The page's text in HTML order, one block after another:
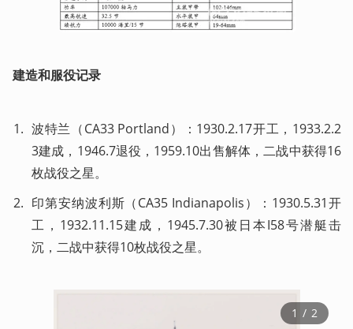
建造和服役记录
波特兰（CA33 Portland）：1930.2.17开工，1933.2.2
3建成，1946.7退役，1959.10出售解体，二战中获得16
枚战役之星。
印第安纳波利斯（CA35 Indianapolis）：1930.5.31开
工，1932.11.15建成，1945.7.30被日本I58号潜艇击
沉，二战中获得10枚战役之星。
1 / 2